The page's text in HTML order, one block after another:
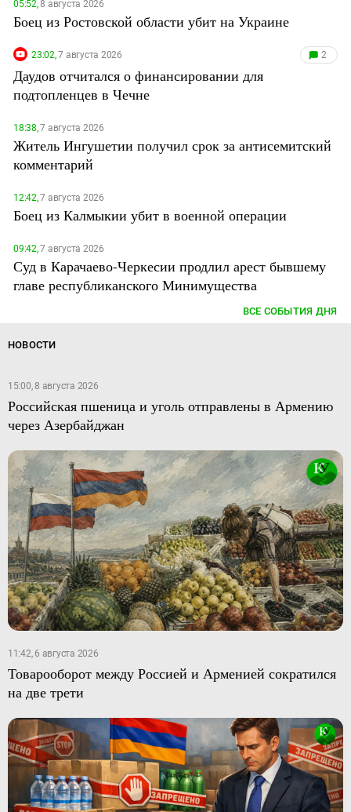
05:52,8 августа 2026
Боец из Ростовской области убит на Украине
23:02,7 августа 2026 2
Даудов отчитался о финансировании для
подтопленцев в Чечне
18:38,7 августа 2026
Житель Ингушетии получил срок за антисемитский
комментарий
12:42,7 августа 2026
Боец из Калмыкии убит в военной операции
09:42,7 августа 2026
Суд в Карачаево-Черкесии продлил арест бывшему
главе республиканского Минимущества
ВСЕ СОБЫТИЯ ДНЯ
НОВОСТИ
15:00, 8 августа 2026
Российская пшеница и уголь отправлены в Армению
через Азербайджан
11:42, 6 августа 2026
Товарооборот между Россией и Арменией сократился
на две трети